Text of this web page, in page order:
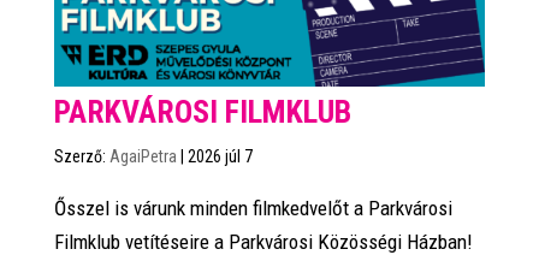
PARKVÁROSI FILMKLUB
Szerző: AgaiPetra 2026 júl 7
Ősszel is várunk minden filmkedvelőt a Parkvárosi
Filmklub vetítéseire a Parkvárosi Közösségi Házban!